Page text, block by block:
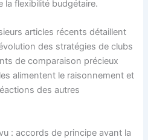
flexibilité budgétaire.
articles récents détaillent
des stratégies de clubs
de comparaison précieux
alimentent le raisonnement et
des autres
: accords de principe avant la